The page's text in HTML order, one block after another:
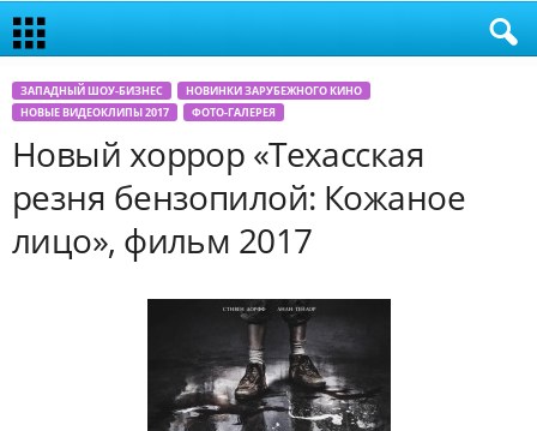
ЗАПАДНЫЙ ШОУ-БИЗНЕС
НОВИНКИ ЗАРУБЕЖНОГО КИНО
НОВЫЕ ВИДЕОКЛИПЫ 2017
ФОТО-ГАЛЕРЕЯ
Новый хоррор «Техасская
резня бензопилой: Кожаное
лицо», фильм 2017